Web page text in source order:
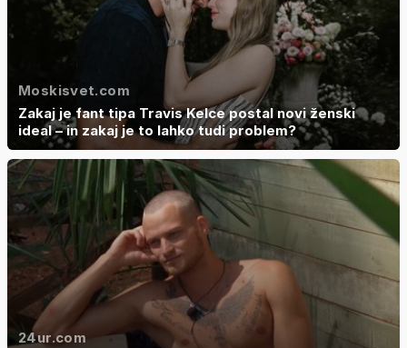
Moskisvet.com
Zakaj je fant tipa Travis Kelce postal novi ženski
ideal – in zakaj je to lahko tudi problem?
24ur.com